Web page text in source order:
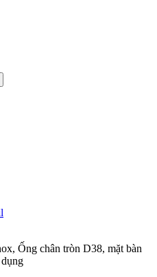
Ống chân tròn D38, mặt bàn